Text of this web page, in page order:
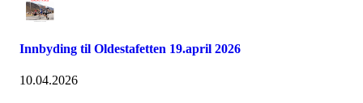
Innbyding til Oldestafetten 19.april 2026
10.04.2026